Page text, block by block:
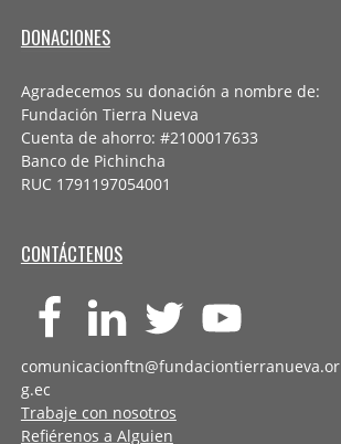
DONACIONES
Agradecemos su donación a nombre de:
Fundación Tierra Nueva
Cuenta de ahorro: #2100017633
Banco de Pichincha
RUC 1791197054001
CONTÁCTENOS
comunicacionftn@fundaciontierranueva.or
g.ec
Trabaje con nosotros
Refiérenos a Alguien